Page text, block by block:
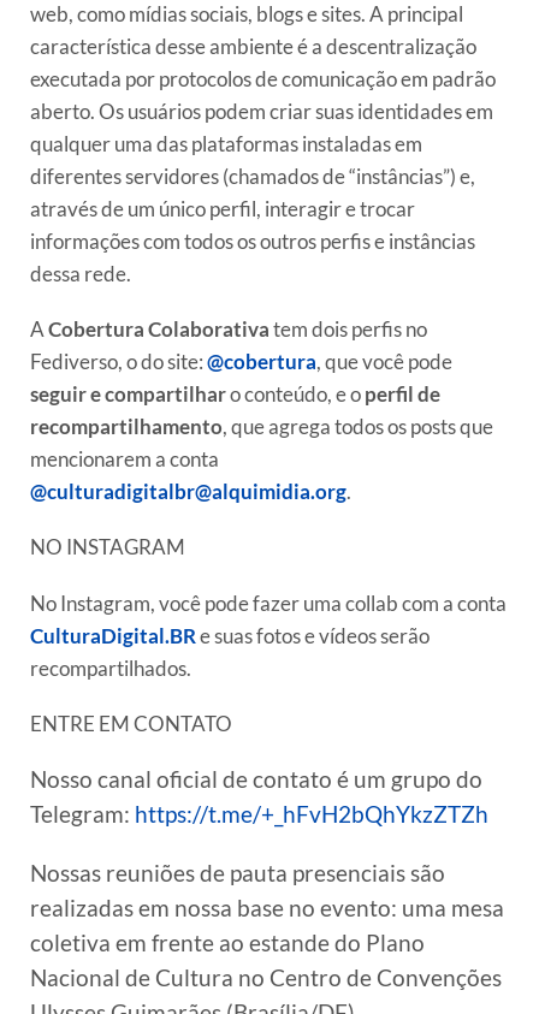
web, como mídias sociais, blogs e sites. A principal
característica desse ambiente é a descentralização
executada por protocolos de comunicação em padrão
aberto. Os usuários podem criar suas identidades em
qualquer uma das plataformas instaladas em
diferentes servidores (chamados de “instâncias”) e,
através de um único perfil, interagir e trocar
informações com todos os outros perfis e instâncias
dessa rede.
ACobertura Colaborativatem dois perfis no
Fediverso, o do site:@cobertura, que você pode
seguir e compartilharo conteúdo, e operfil de
recompartilhamento, que agrega todos os posts que
mencionarem a conta
@culturadigitalbr@alquimidia.org.
NO INSTAGRAM
No Instagram, você pode fazer uma collab com a conta
CulturaDigital.BRe suas fotos e vídeos serão
recompartilhados.
ENTRE EM CONTATO
Nosso canal oficial de contato é um grupo do
Telegram: https://t.me/+_hFvH2bQhYkzZTZh
Nossas reuniões de pauta presenciais são
realizadas em nossa base no evento: uma mesa
coletiva em frente ao estande do Plano
Nacional de Cultura no Centro de Convenções